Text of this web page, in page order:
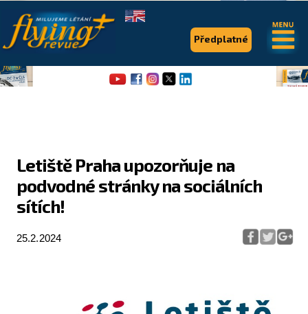
Letiště Praha upozorňuje na
podvodné stránky na sociálních
sítích!
25.2.2024
Předplatné
.
Flying Revue